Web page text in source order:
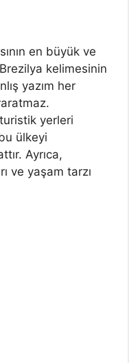
en büyük ve
kelimesinin
yazım her
yerleri
ülkeyi
Ayrıca,
ve yaşam tarzı